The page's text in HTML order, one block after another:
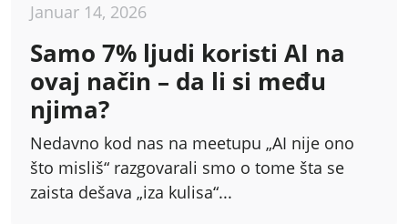
Januar 14, 2026
Samo 7% ljudi koristi AI na
ovaj način – da li si među
njima?
Nedavno kod nas na meetupu „AI nije ono
što misliš“ razgovarali smo o tome šta se
zaista dešava „iza kulisa“...